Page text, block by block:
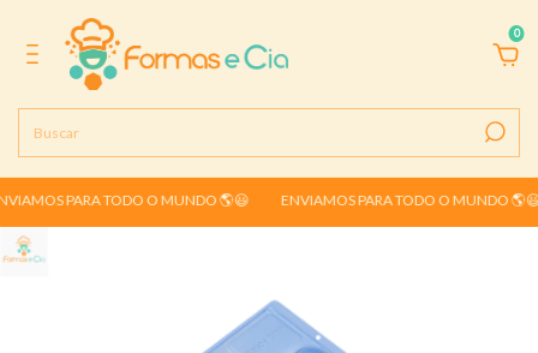
0
PARA TODO O MUNDO 🌎😃 ENVIAMOS PARA TODO O MUNDO 🌎😃